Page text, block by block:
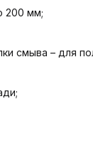
200 мм;
смыва – для